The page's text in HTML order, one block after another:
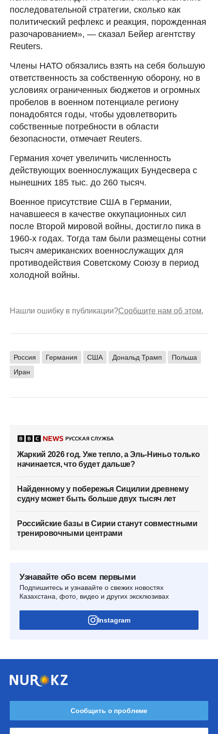
последовательной стратегии, сколько как
политический рефлекс и реакция, порожденная
разочарованием», — сказал Бейер агентству
Reuters.
Члены НАТО обязались взять на себя большую
ответственность за собственную оборону, но в
условиях ограниченных бюджетов и огромных
пробелов в военном потенциале региону
понадобятся годы, чтобы удовлетворить
собственные потребности в области
безопасности, отмечает Reuters.
Германия хочет увеличить численность
действующих военнослужащих Бундесвера с
нынешних 185 тыс. до 260 тысяч.
Военное присутствие США в Германии,
начавшееся в качестве оккупационных сил
после Второй мировой войны, достигло пика в
1960-х годах. Тогда там были размещены сотни
тысяч американских военнослужащих для
противодействия Советскому Союзу в период
холодной войны.
Нашли ошибку в публикации?Сообщите нам об этом.
Россия Германия США Дональд Трамп
Польша
Иран
Жаркий 2026 год. Уже тепло, а Эль-Ниньо только
начинается, что будет дальше?
Найденному у побережья Сицилии древнему
судну может быть больше двух тысяч лет
Российские базы в Сирии станут совместными
тренировочными центрами
Узнавайте обо всем первыми
Подпишитесь и узнавайте о свежих новостях
Казахстана, фото, видео и других эксклюзивах
Instagram
Сообщить о проблеме